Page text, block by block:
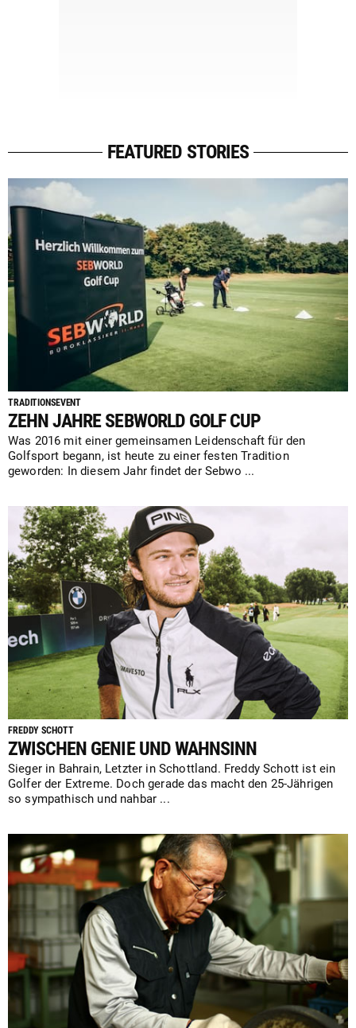
FEATURED STORIES
TRADITIONSEVENT
ZEHN JAHRE SEBWORLD GOLF CUP
Was 2016 mit einer gemeinsamen Leidenschaft für den
Golfsport begann, ist heute zu einer festen Tradition
geworden: In diesem Jahr findet der Sebwo ...
FREDDY SCHOTT
ZWISCHEN GENIE UND WAHNSINN
Sieger in Bahrain, Letzter in Schottland. Freddy Schott ist ein
Golfer der Extreme. Doch gerade das macht den 25-Jährigen
so sympathisch und nahbar ...